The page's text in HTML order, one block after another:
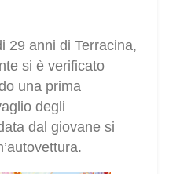
29 anni di Terracina,
si è verificato
una prima
degli
dal giovane si